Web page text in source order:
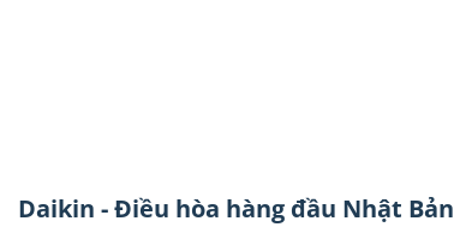
Daikin - Điều hòa hàng đầu Nhật Bản